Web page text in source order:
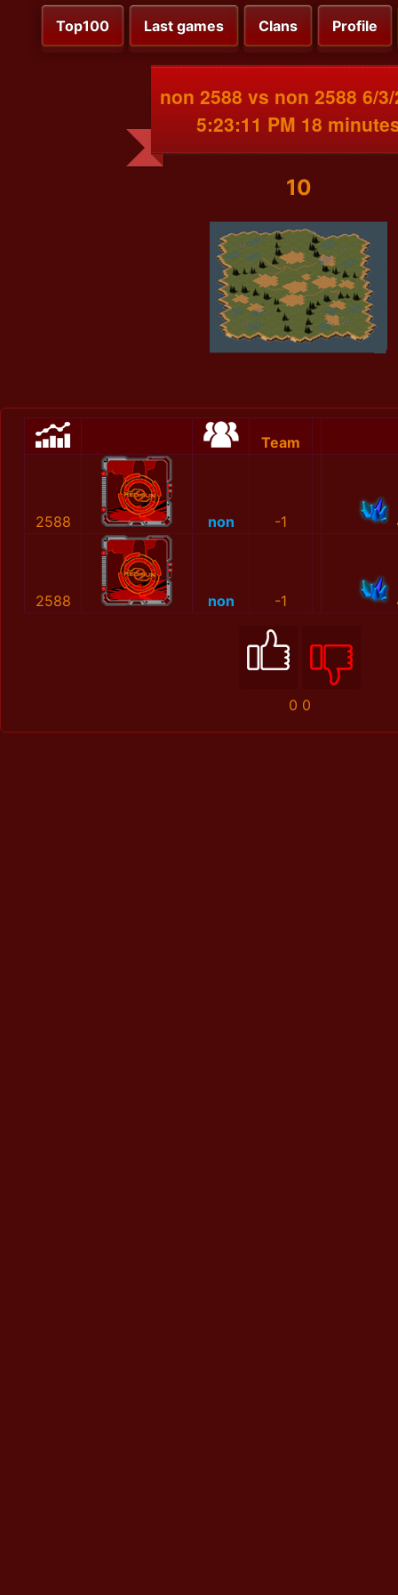
Top100 Last games Clans Profile
non 2588 vs non 2588 6/
5:23:11 PM 18
10
Team
2588 non -1
2588 non -1
0 0